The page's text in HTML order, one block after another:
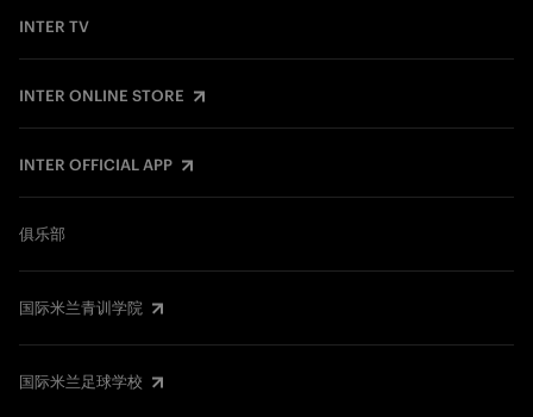
INTER TV
INTER ONLINE STORE
INTER OFFICIAL APP
俱乐部
国际米兰青训学院
国际米兰足球学校